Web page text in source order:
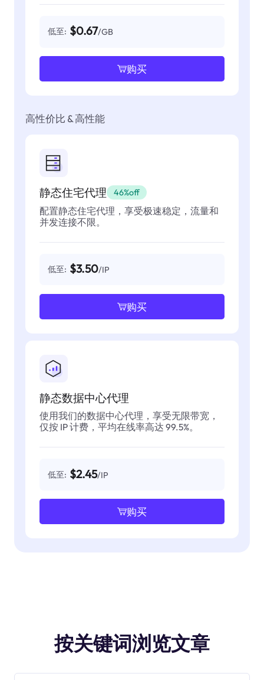
低至: $0.67/GB
购买
高性价比 & 高性能
静态住宅代理 46%off
配置静态住宅代理，享受极速稳定，流量和
并发连接不限。
低至: $3.50/IP
购买
静态数据中心代理
使用我们的数据中心代理，享受无限带宽，
仅按 IP 计费，平均在线率高达 99.5%。
低至: $2.45/IP
购买
按关键词浏览文章